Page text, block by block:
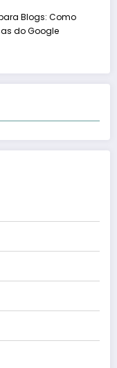
Blogs: Como
do Google